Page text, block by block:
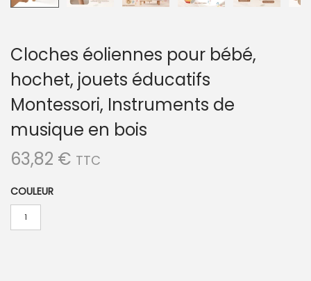
Cloches éoliennes pour bébé,
hochet, jouets éducatifs
Montessori, Instruments de
musique en bois
63,82 € TTC
COULEUR
1